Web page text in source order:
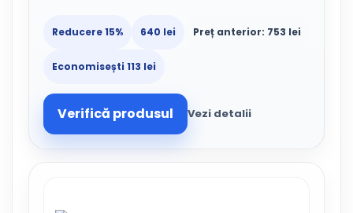
Reducere 15% 640 lei Preț anterior: 753 lei
Economisești 113 lei
Verifică produsul Vezi detalii